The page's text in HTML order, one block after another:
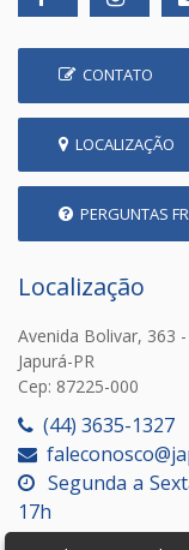
CONTATO
LOCALIZAÇÃO
PERGUNTAS
Localização
Avenida Bolivar, 363
Japurá-PR
Cep: 87225-000
(44) 3635-1327
Segunda a
17h